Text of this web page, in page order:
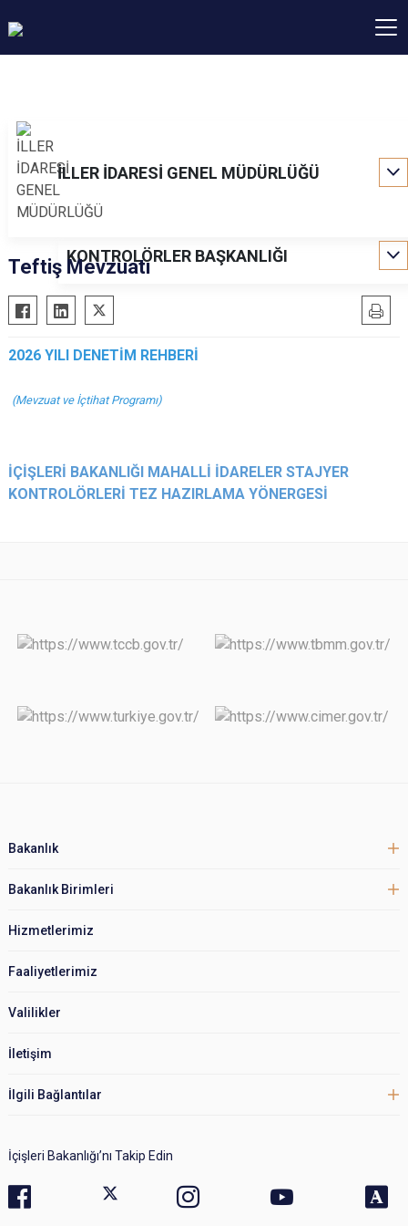
İLLER İDARESİ GENEL MÜDÜRLÜĞÜ
KONTROLÖRLER BAŞKANLIĞI
Teftiş Mevzuatı
2026 YILI DENETİM REHBERİ
(Mevzuat ve İçtihat Programı)
İÇİŞLERİ BAKANLIĞI MAHALLİ İDARELER STAJYER
KONTROLÖRLERİ TEZ HAZIRLAMA YÖNERGESİ
Bakanlık
Bakanlık Birimleri
Hizmetlerimiz
Faaliyetlerimiz
Valilikler
İletişim
İlgili Bağlantılar
İçişleri Bakanlığı’nı Takip Edin